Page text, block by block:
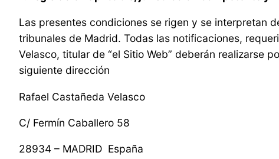
Las presentes condiciones se rigen y se interpretan
tribunales de Madrid. Todas las notificaciones,
Velasco, titular de “el Sitio Web” deberán realizarse
siguiente dirección
Rafael Castañeda Velasco
C/ Fermín Caballero 58
28934 – MADRID España